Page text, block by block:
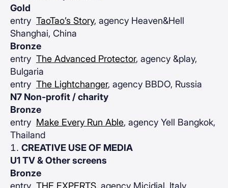
Gold
entry TaoTao’s Story, agency Heaven&Hell
Shanghai, China
Bronze
entry The Advanced Protector, agency &play,
Bulgaria
entry The Lightchanger, agency BBDO, Russia
N7 Non-profit / charity
Bronze
entry Make Every Run Able, agency Yell Bangkok,
Thailand
CREATIVE USE OF MEDIA
U1 TV & Other screens
Bronze
entry THE EXPERTS, agency Micidial, Italy